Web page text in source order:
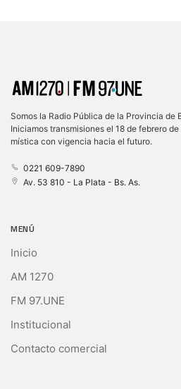
Somos la Radio Pública de la Provincia de
Iniciamos transmisiones el 18 de febrero
mística con vigencia hacia el futuro.
0221 609-7890
Av. 53 810 - La Plata - Bs. As.
MENÚ
Inicio
AM 1270
FM 97.UNE
Institucional
Contacto comercial